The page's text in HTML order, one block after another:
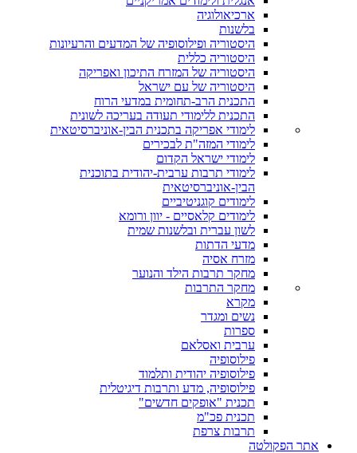
ארכיאולוגיה
בלשנות
היסטוריה ופילוסופיה של המדעים והרעיונות
היסטוריה כללית
היסטוריה של המזרח התיכון ואפריקה
היסטוריה של עם ישראל
התכנית הרב-תחומית במדעי הרוח
התכנית ללימודי תעודה בעריכה לשונית
לימודי אפריקה בתכנית הבין-אוניברסיטאית
לימודי המזה"ת לבכירים
לימודי ישראל הקדום
לימודי תרבות ערבית-יהודית בתוכנית
הבין-אוניברסיטאית
לימודים קוגניטיביים
לימודים קלאסיים - יוון ורומא
לשון עברית ובלשנות שמית
מדעי הדתות
מזרח אסיה
מחקר תרבות הילד והנוער
מחקר התרבות
מקרא
נשים ומגדר
ספרות
ערבית ואסלאם
פילוסופיה
פילוסופיה יהודית ותלמוד
פילוסופיה, מדע ותרבות דיגיטלית
תכנית "אופקים חדשים"
תכנית פכ"מ
תרבות צרפת
אתר הפקולטה